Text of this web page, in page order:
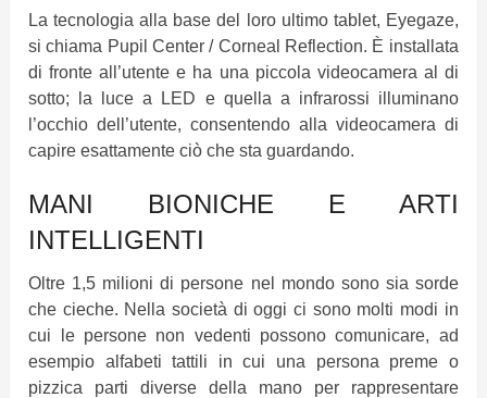
La tecnologia alla base del loro ultimo tablet, Eyegaze,
si chiama Pupil Center / Corneal Reflection. È installata
di fronte all’utente e ha una piccola videocamera al di
sotto; la luce a LED e quella a infrarossi illuminano
l’occhio dell’utente, consentendo alla videocamera di
capire esattamente ciò che sta guardando.
MANI BIONICHE E ARTI
INTELLIGENTI
Oltre 1,5 milioni di persone nel mondo sono sia sorde
che cieche. Nella società di oggi ci sono molti modi in
cui le persone non vedenti possono comunicare, ad
esempio alfabeti tattili in cui una persona preme o
pizzica parti diverse della mano per rappresentare